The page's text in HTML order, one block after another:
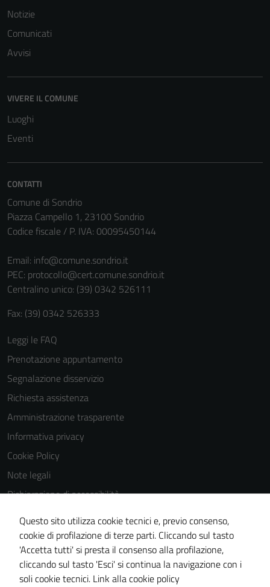
Notizie
Comunicati
Avvisi
VIVERE IL COMUNE
Luoghi
Eventi
CONTATTI
Comune di Sondrio
Piazza Campello 1, 23100 Sondrio
Codice fiscale / P. IVA: 00095450144
Email: info@comune.sondrio.it
PEC: protocollo@cert.comune.sondrio.it
Centralino unico: (39) 0342 526111
Fax: (39) 0342 526333
Leggi le FAQ
Prenotazione appuntamento
Segnalazione disservizio
Richiesta assistenza
Amministrazione trasparente
Informativa privacy
Cookie Policy
Note legali
Dichiarazione di accessibilità
Dichiarazione di accessibilità Servizi
Whistleblowing
Piano di miglioramento del sito
Area riservata
Questo sito utilizza cookie tecnici e, previo consenso,
cookie di profilazione di terze parti. Cliccando sul tasto
'Accetta tutti' si presta il consenso alla profilazione,
cliccando sul tasto 'Esci' si continua la navigazione con i
soli cookie tecnici. Link alla cookie policy
per il
disabilitati.
informazioni